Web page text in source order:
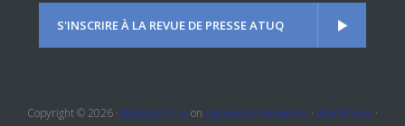
S'INSCRIRE À LA REVUE DE PRESSE ATUQ
Copyright © 2026 · Kickstart Pro on Genesis Framework · WordPress ·